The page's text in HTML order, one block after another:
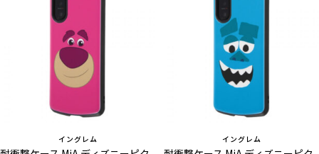
イングレム イングレム